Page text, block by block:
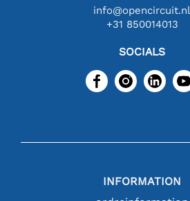
info@opencircuit.nl
+31 850014013
SOCIALS
INFORMATION